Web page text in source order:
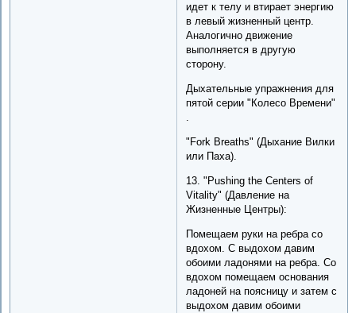
идет к телу и втирает энергию
в левый жизненный центр.
Аналогично движение
выполняется в другую
сторону.
Дыхательные упражнения для
пятой серии "Колесо Времени"
.
"Fork Breaths" (Дыхание Вилки
или Паха).
13. "Pushing the Centers of
Vitality" (Давление на
Жизненные Центры):
Помещаем руки на ребра со
вдохом. С выдохом давим
обоими ладонями на ребра. Со
вдохом помещаем основания
ладоней на поясницу и затем с
выдохом давим обоими